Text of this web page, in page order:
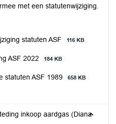
met een statutenwijziging.
statuten ASF
116 KB
ASF 2022 184 KB
statuten ASF 1989 658 KB
inkoop aardgas (Diana